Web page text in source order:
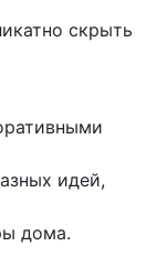
скрыть
идей,
дома.